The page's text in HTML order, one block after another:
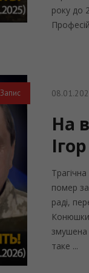
року до
Запис
На
помер
раді,
змушена
таке ...